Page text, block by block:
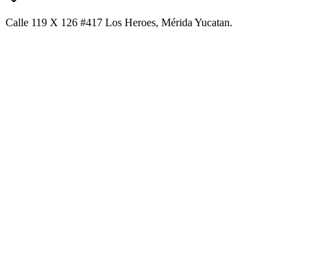
Calle 119 X 126 #417 Los Heroes, Mérida Yucatan.